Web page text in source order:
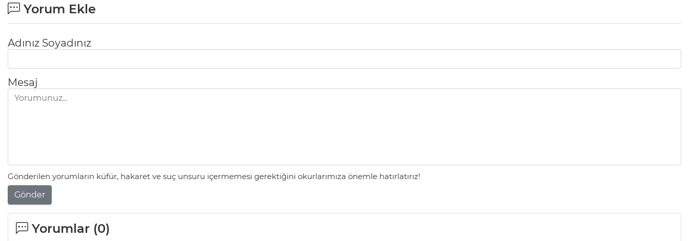
Yorum Ekle
Adınız Soyadınız
Mesaj
Gönderilen yorumların küfür, hakaret ve suç unsuru içermemesi gerektiğini okurlarımıza önemle hatırlatırız!
Gönder
Yorumlar (0)